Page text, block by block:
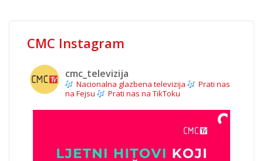
CMC Instagram
cmc_televizija
Nacionalna glazbena televizija
Prati nas
na Fejsu
Prati nas na TikToku